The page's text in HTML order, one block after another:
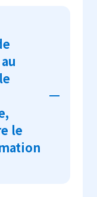
le JICE.
le